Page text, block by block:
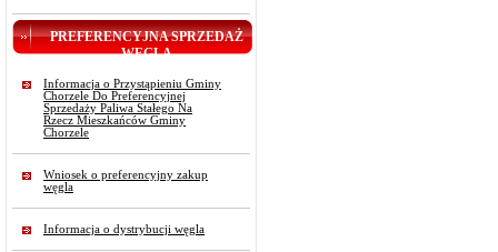
PREFERENCYJNA SPRZEDAŻ
WĘGLA
Informacja o Przystąpieniu Gminy
Chorzele Do Preferencyjnej
Sprzedaży Paliwa Stałego Na
Rzecz Mieszkańców Gminy
Chorzele
Wniosek o preferencyjny zakup
węgla
Informacja o dystrybucji węgla